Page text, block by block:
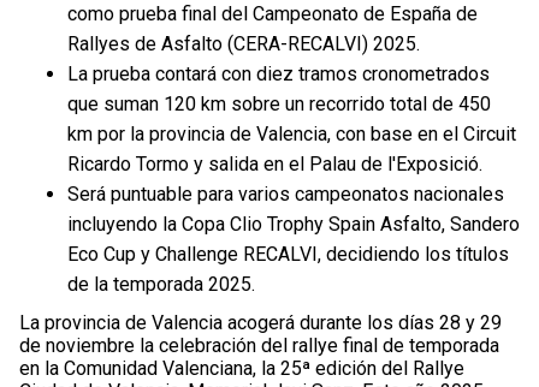
como prueba final del Campeonato de España de
Rallyes de Asfalto (CERA-RECALVI) 2025.
La prueba contará con diez tramos cronometrados
que suman 120 km sobre un recorrido total de 450
km por la provincia de Valencia, con base en el Circuit
Ricardo Tormo y salida en el Palau de l'Exposició.
Será puntuable para varios campeonatos nacionales
incluyendo la Copa Clio Trophy Spain Asfalto, Sandero
Eco Cup y Challenge RECALVI, decidiendo los títulos
de la temporada 2025.
La provincia de Valencia acogerá durante los días 28 y 29
de noviembre la celebración del rallye final de temporada
en la Comunidad Valenciana, la 25ª edición del Rallye